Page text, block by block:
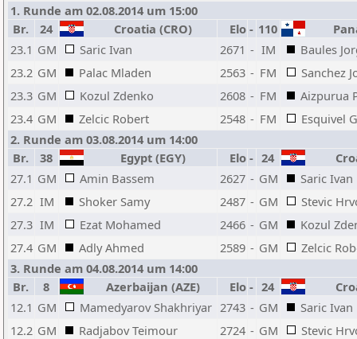
1. Runde am 02.08.2014 um 15:00
Br.
24 Croatia (CRO) Elo - 110
23.1 GM Saric Ivan 2671 - IM
Baules
23.2 GM Palac Mladen 2563 - FM
Sanchez
23.3 GM Kozul Zdenko 2608 - FM
Aizpurua
23.4 GM Zelcic Robert 2548 - FM
Esquivel
2. Runde am 03.08.2014 um 14:00
Br.
38 Egypt (EGY) Elo - 24
27.1 GM Amin Bassem 2627 - GM
Saric Ivan
27.2 IM Shoker Samy 2487 - GM
Stevic
27.3 IM Ezat Mohamed 2466 - GM
Kozul
27.4 GM Adly Ahmed 2589 - GM
Zelcic
3. Runde am 04.08.2014 um 14:00
Br.
8 Azerbaijan (AZE) Elo - 24
12.1 GM Mamedyarov Shakhriyar 2743 - GM
Saric Ivan
12.2 GM Radjabov Teimour 2724 - GM
Stevic